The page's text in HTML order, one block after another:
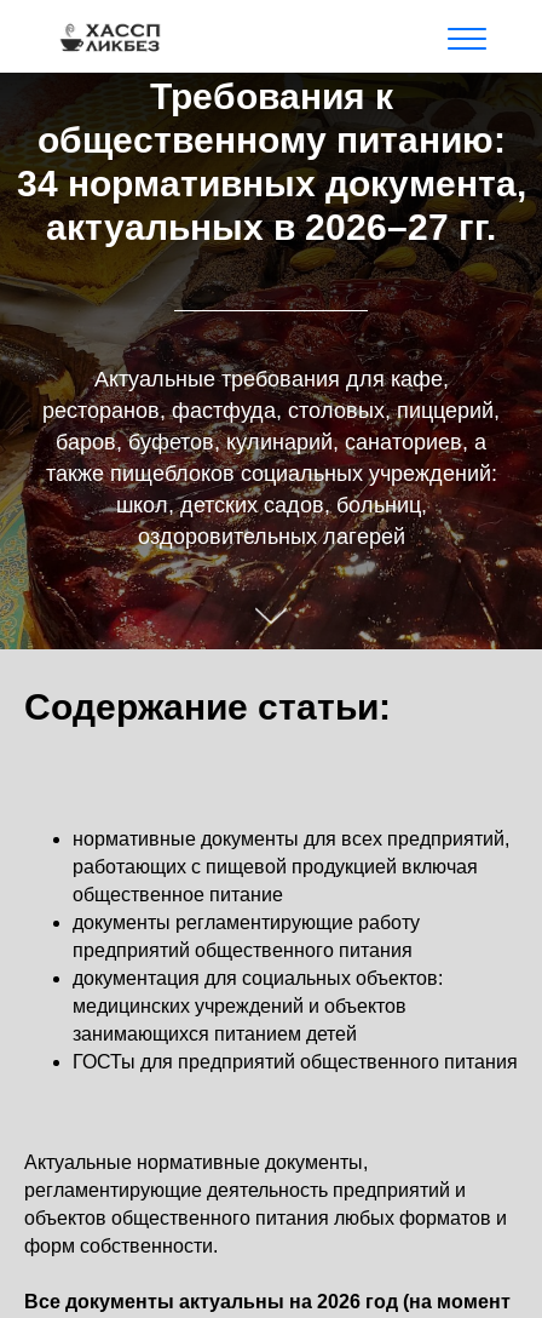
Требования к
общественному питанию:
34 нормативных документа,
актуальных в 2026–27 гг.
Актуальные требования для кафе,
ресторанов, фастфуда, столовых, пиццерий,
баров, буфетов, кулинарий, санаториев, а
также пищеблоков социальных учреждений:
школ, детских садов, больниц,
оздоровительных лагерей
Содержание статьи:
нормативные документы для всех предприятий,
работающих с пищевой продукцией включая
общественное питание
документы регламентирующие работу
предприятий общественного питания
документация для социальных объектов:
медицинских учреждений и объектов
занимающихся питанием детей
ГОСТы для предприятий общественного питания
Актуальные нормативные документы,
регламентирующие деятельность предприятий и
объектов общественного питания любых форматов и
форм собственности.
Все документы актуальны на 2026 год (на момент